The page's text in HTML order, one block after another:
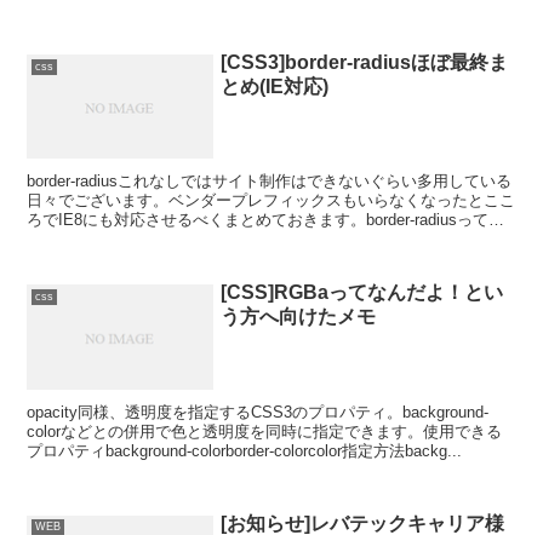
css
[CSS3]border-radiusほぼ最終ま
とめ(IE対応)
border-radiusこれなしではサイト制作はできないぐらい多用している
日々でございます。ベンダープレフィックスもいらなくなったとここ
ろでIE8にも対応させるべくまとめておきます。border-radiusって？
css
[CSS]RGBaってなんだよ！とい
う方へ向けたメモ
opacity同様、透明度を指定するCSS3のプロパティ。background-
colorなどとの併用で色と透明度を同時に指定できます。使用できる
プロパティbackground-colorborder-colorcolor指定方法backg...
WEB
[お知らせ]レバテックキャリア様